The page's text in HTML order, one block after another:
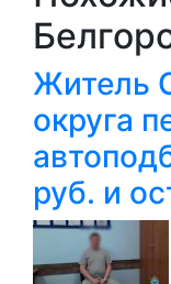
Житель
округа
руб. и